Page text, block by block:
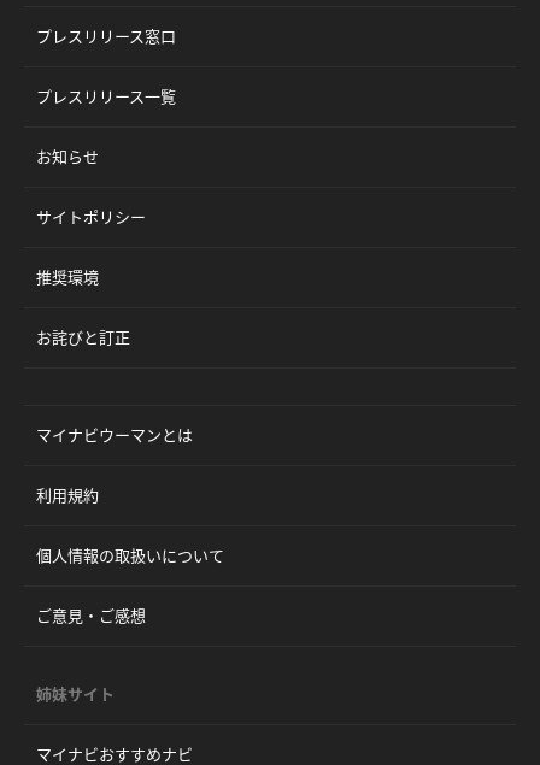
プレスリリース窓口
プレスリリース一覧
お知らせ
サイトポリシー
推奨環境
お詫びと訂正
マイナビウーマンとは
利用規約
個人情報の取扱いについて
ご意見・ご感想
姉妹サイト
マイナビおすすめナビ